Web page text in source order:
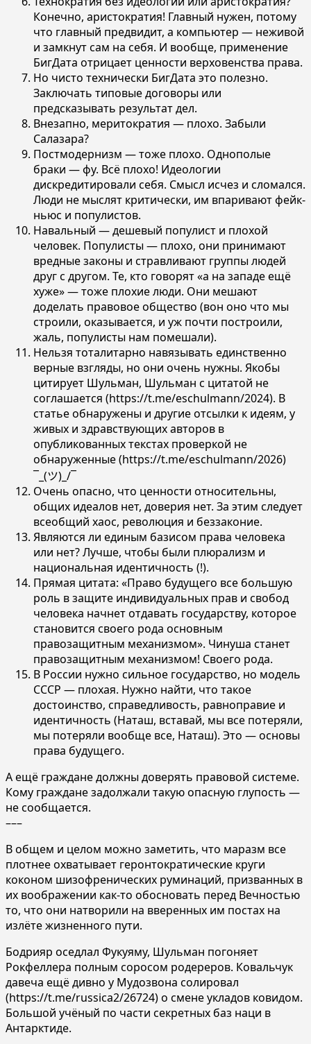
Конечно, аристократия! Главный нужен, потому
что главный предвидит, а компьютер — неживой
и замкнут сам на себя. И вообще, применение
БигДата отрицает ценности верховенства права.
Но чисто технически БигДата это полезно.
Заключать типовые договоры или
предсказывать результат дел.
Внезапно, меритократия — плохо. Забыли
Салазара?
Постмодернизм — тоже плохо. Однополые
браки — фу. Всё плохо! Идеологии
дискредитировали себя. Смысл исчез и сломался.
Люди не мыслят критически, им впаривают фейк-
ньюс и популистов.
Навальный — дешевый популист и плохой
человек. Популисты — плохо, они принимают
вредные законы и стравливают группы людей
друг с другом. Те, кто говорят «а на западе ещё
хуже» — тоже плохие люди. Они мешают
доделать правовое общество (вон оно что мы
строили, оказывается, и уж почти построили,
жаль, популисты нам помешали).
Нельзя тоталитарно навязывать единственно
верные взгляды, но они очень нужны. Якобы
цитирует Шульман, Шульман с цитатой не
соглашается (https://t.me/eschulmann/2024). В
статье обнаружены и другие отсылки к идеям, у
живых и здравствующих авторов в
опубликованных текстах проверкой не
обнаруженные (https://t.me/eschulmann/2026)
¯_(ツ)_/¯
Очень опасно, что ценности относительны,
общих идеалов нет, доверия нет. За этим следует
всеобщий хаос, революция и беззаконие.
Являются ли единым базисом права человека
или нет? Лучше, чтобы были плюрализм и
национальная идентичность (!).
Прямая цитата: «Право будущего все большую
роль в защите индивидуальных прав и свобод
человека начнет отдавать государству, которое
становится своего рода основным
правозащитным механизмом». Чинуша станет
правозащитным механизмом! Своего рода.
В России нужно сильное государство, но модель
СССР — плохая. Нужно найти, что такое
достоинство, справедливость, равноправие и
идентичность (Наташ, вставай, мы все потеряли,
мы потеряли вообще все, Наташ). Это — основы
права будущего.
А ещё граждане должны доверять правовой системе.
Кому граждане задолжали такую опасную глупость —
не сообщается.
–––
В общем и целом можно заметить, что маразм все
плотнее охватывает геронтократические круги
коконом шизофренических руминаций, призванных в
их воображении как-то обосновать перед Вечностью
то, что они натворили на вверенных им постах на
излёте жизненного пути.
Бодрияр оседлал Фукуяму, Шульман погоняет
Рокфеллера полным соросом родереров. Ковальчук
давеча ещё дивно у Мудозвона солировал
(https://t.me/russica2/26724) о смене укладов ковидом.
Большой учёный по части секретных баз наци в
Антарктиде.